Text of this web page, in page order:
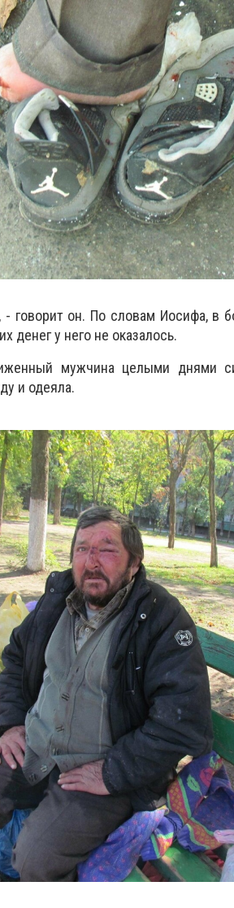
- говорит он. По словам Иосифа, в
денег у него не оказалось.
мужчина целыми днями
и одеяла.